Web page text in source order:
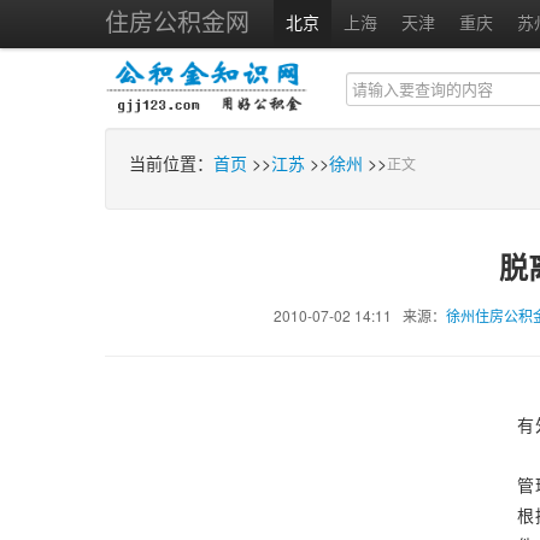
住房公积金网 北京 上海 天津 重庆 苏
当前位置： 首页 >>江苏 >>徐州 >>正文
脱
2010-07-02 14:11 来源：徐州住房公积
有
管
根